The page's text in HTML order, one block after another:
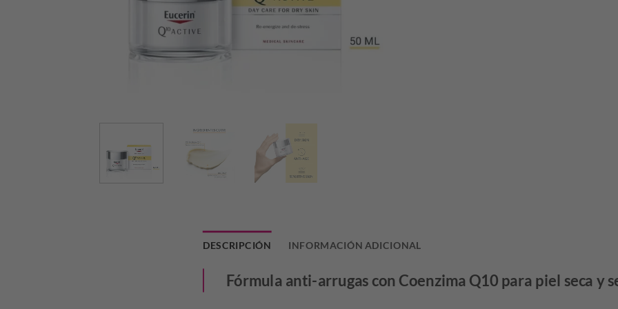
DESCRIPCIÓN INFORMACIÓN ADICIONAL
Fórmula anti-arrugas con Coenzima Q10 para piel seca y